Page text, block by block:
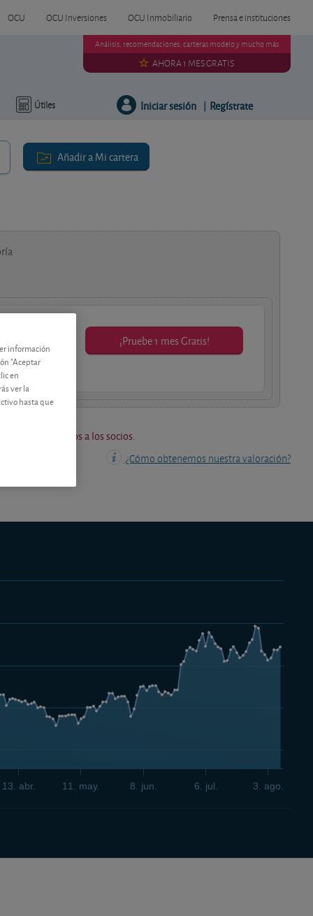
OCU OCU Inversiones OCU Inmobiliario Prensa e instituciones
Útiles
Análisis, recomendaciones, carteras modelo y mucho más
AHORA 1 MES GRATIS
Iniciar sesión | Regístrate
Añadir a Mi cartera
socios.
¡Pruebe 1 mes Gratis!
están reservados a los socios.
¿Cómo obtenemos nuestra valoración?
13. abr. 11. may. 8. jun. 6. jul. 3. ago.
información
"Aceptar
en
ver la
hasta que